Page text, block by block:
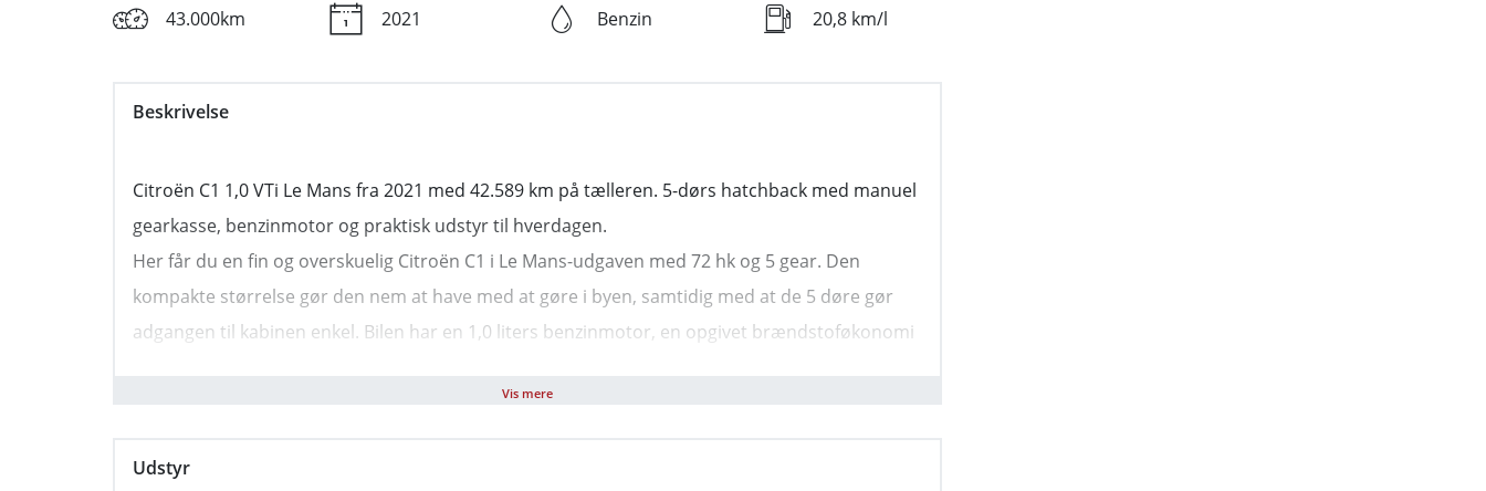
43.000km 2021 Benzin 20,8 km/l
Beskrivelse
Citroën C1 1,0 VTi Le Mans fra 2021 med 42.589 km på tælleren. 5-dørs hatchback med manuel
gearkasse, benzinmotor og praktisk udstyr til hverdagen.
Her får du en fin og overskuelig Citroën C1 i Le Mans-udgaven med 72 hk og 5 gear. Den
kompakte størrelse gør den nem at have med at gøre i byen, samtidig med at de 5 døre gør
adgangen til kabinen enkel. Bilen har en 1,0 liters benzinmotor, en opgivet brændstoføkonomi
bilen et lidt friskere præg uden at være for meget.
Vis mere
Udstyr